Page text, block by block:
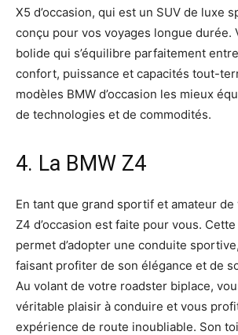
X5 d’occasion, qui est un SUV de luxe
conçu pour vos voyages longue durée.
bolide qui s’équilibre parfaitement
confort, puissance et capacités tout-
modèles BMW d’occasion les mieux
de technologies et de commodités.
4. La BMW Z4
En tant que grand sportif et amateur de
Z4 d’occasion est faite pour vous.
permet d’adopter une conduite
faisant profiter de son élégance et de
Au volant de votre roadster biplace,
véritable plaisir à conduire et vous
expérience de route inoubliable. Son